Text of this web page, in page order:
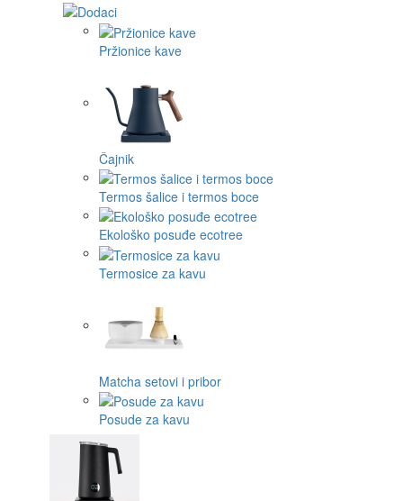
Pržionice kave
Čajnik
Termos šalice i termos boce
Ekološko posuđe ecotree
Termosice za kavu
Matcha setovi i pribor
Posude za kavu